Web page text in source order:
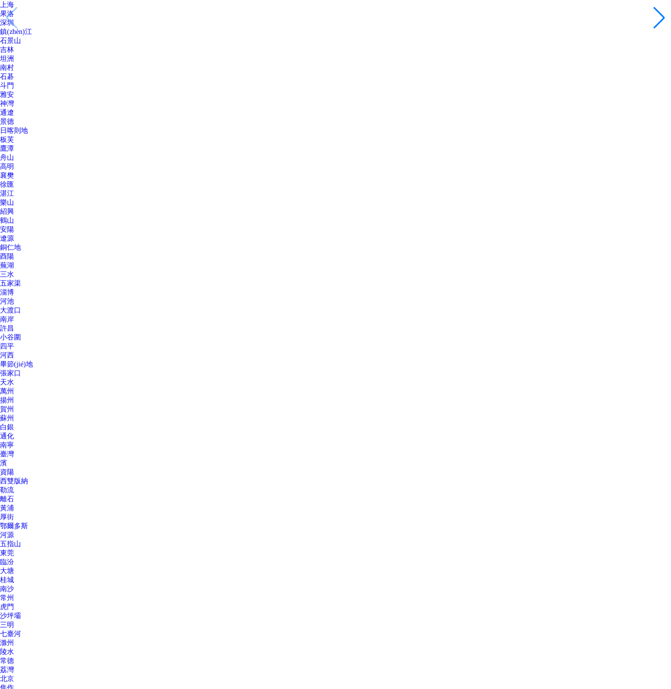
上海
果洛
深圳
鎮(zhèn)江
石景山
吉林
坦洲
南村
石碁
斗門
雅安
神灣
通遼
景德
日喀則地
板芙
鷹潭
舟山
高明
襄樊
徐匯
湛江
樂山
紹興
鶴山
安陽
遼源
銅仁地
酉陽
蕪湖
三水
五家渠
淄博
河池
大渡口
南岸
許昌
小谷圍
四平
河西
畢節(jié)地
張家口
天水
萬州
揚州
賀州
蘇州
白銀
通化
南寧
臺灣
濱
資陽
西雙版納
勒流
離石
黃浦
厚街
鄂爾多斯
河源
五指山
東莞
臨汾
大塘
桂城
南沙
常州
虎門
沙坪壩
三明
七臺河
滁州
陵水
常德
荔灣
北京